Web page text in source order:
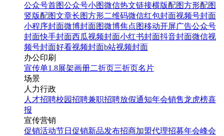
公众号首图公众号小图微信热文链接横版配图方形配图
竖版配图文章长图方形二维码微信红包封面视频号封面
小程序封面微博封面图微博焦点图移动开屏广告公众号
封面快手封面西瓜视频封面小红书封面抖音封面微信视
频号封面好看视频封面b站视频封面
办公印刷
宣传单1.8展架画册二折页三折页名片
场景
人力行政
人才招聘校园招聘兼职招聘放假通知年会销售龙虎榜喜
报
宣传营销
促销活动节日促销新品发布招商加盟代理招募年会峰会